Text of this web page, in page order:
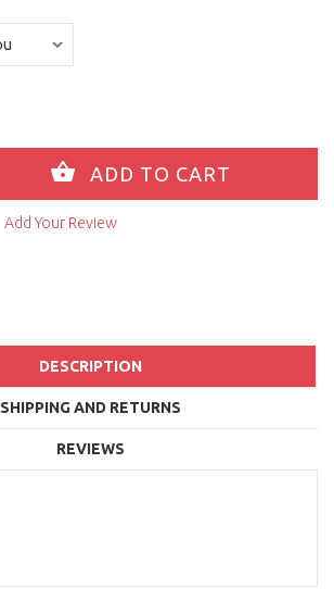
Add Your Review
DESCRIPTION
SHIPPING AND RETURNS
REVIEWS